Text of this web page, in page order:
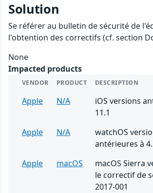
Solution
Se référer au bulletin de sécurité de
l'obtention des correctifs (cf. section
None
Impacted products
VENDOR PRODUCT DESCRIPTION
Apple N/A
iOS versions
11.1
Apple
N/A
watchOS
antérieures à
Apple
macOS
macOS Sierra
le correctif de
2017-001